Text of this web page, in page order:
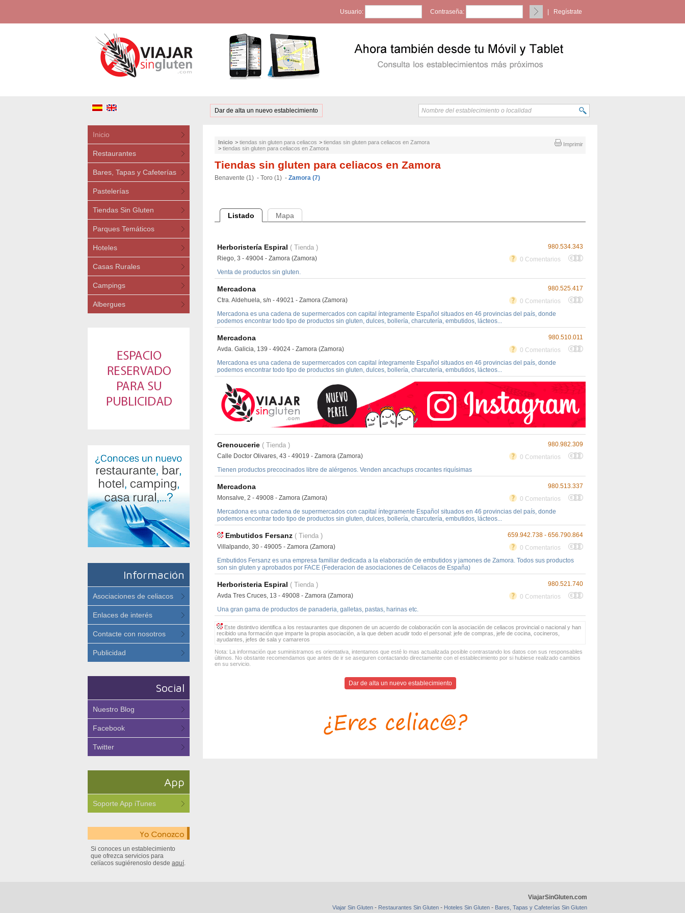
Usuario: Contraseña: Regístrate
Dar de alta un nuevo establecimiento
Inicio
Restaurantes
Bares, Tapas y Cafeterías
Pastelerías
Tiendas Sin Gluten
Parques Temáticos
Hoteles
Casas Rurales
Campings
Albergues
Información
Asociaciones de celiacos
Enlaces de interés
Contacte con nosotros
Publicidad
Social
Nuestro Blog
Facebook
Twitter
App
Soporte App iTunes
Si conoces un establecimiento
que ofrezca servicios para
celíacos sugiérenoslo desde aquí.
Imprimir
Inicio > tiendas sin gluten para celiacos > tiendas sin gluten para celiacos en Zamora
> tiendas sin gluten para celiacos en Zamora
Tiendas sin gluten para celiacos en Zamora
Benavente (1) - Toro (1) - Zamora (7)
Listado Mapa
980.534.343
Herboristería Espiral ( Tienda )
0 Comentarios
Riego, 3 - 49004 - Zamora (Zamora)
Venta de productos sin gluten.
980.525.417
Mercadona
0 Comentarios
Ctra. Aldehuela, s/n - 49021 - Zamora (Zamora)
Mercadona es una cadena de supermercados con capital íntegramente Español situados en 46 provincias del país, donde
podemos encontrar todo tipo de productos sin gluten, dulces, bollería, charcutería, embutidos, lácteos...
980.510.011
Mercadona
0 Comentarios
Avda. Galicia, 139 - 49024 - Zamora (Zamora)
Mercadona es una cadena de supermercados con capital íntegramente Español situados en 46 provincias del país, donde
podemos encontrar todo tipo de productos sin gluten, dulces, bollería, charcutería, embutidos, lácteos...
980.982.309
Grenoucerie ( Tienda )
0 Comentarios
Calle Doctor Olivares, 43 - 49019 - Zamora (Zamora)
Tienen productos precocinados libre de alérgenos. Venden ancachups crocantes riquísimas
980.513.337
Mercadona
0 Comentarios
Monsalve, 2 - 49008 - Zamora (Zamora)
Mercadona es una cadena de supermercados con capital íntegramente Español situados en 46 provincias del país, donde
podemos encontrar todo tipo de productos sin gluten, dulces, bollería, charcutería, embutidos, lácteos...
659.942.738 - 656.790.864
Embutidos Fersanz ( Tienda )
0 Comentarios
Villalpando, 30 - 49005 - Zamora (Zamora)
Embutidos Fersanz es una empresa familiar dedicada a la elaboración de embutidos y jamones de Zamora. Todos sus productos
son sin gluten y aprobados por FACE (Federacion de asociaciones de Celiacos de España)
980.521.740
Herboristeria Espiral ( Tienda )
0 Comentarios
Avda Tres Cruces, 13 - 49008 - Zamora (Zamora)
Una gran gama de productos de panaderia, galletas, pastas, harinas etc.
Este distintivo identifica a los restaurantes que disponen de un acuerdo de colaboración con la asociación de celiacos provincial o nacional y han
recibido una formación que imparte la propia asociación, a la que deben acudir todo el personal: jefe de compras, jefe de cocina, cocineros,
ayudantes, jefes de sala y camareros
Nota: La información que suministramos es orientativa, intentamos que esté lo mas actualizada posible contrastando los datos con sus responsables
últimos. No obstante recomendamos que antes de ir se aseguren contactando directamente con el establecimiento por si hubiese realizado cambios
en su servicio.
Dar de alta un nuevo establecimiento
ViajarSinGluten.com
Viajar Sin Gluten - Restaurantes Sin Gluten - Hoteles Sin Gluten - Bares, Tapas y Cafeterías Sin Gluten